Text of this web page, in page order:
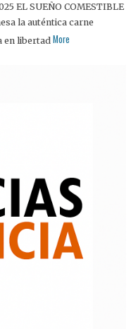
EL SUEÑO COMESTIBLE
la auténtica carne
en libertad More